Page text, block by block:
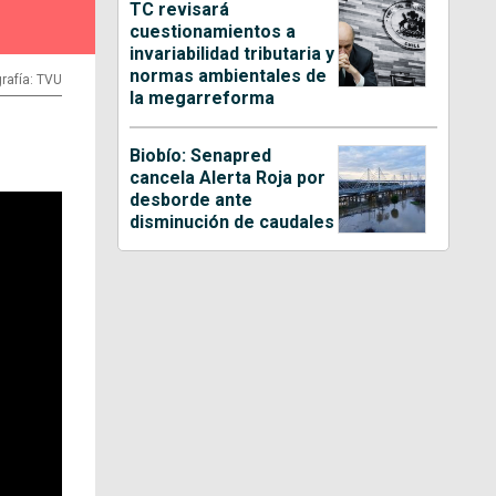
TVU
TC revisará
cuestionamientos a
invariabilidad tributaria y
normas ambientales de
la megarreforma
Biobío: Senapred
cancela Alerta Roja por
desborde ante
disminución de caudales